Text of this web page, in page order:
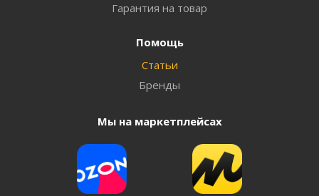
Гарантия на товар
Помощь
Статьи
Бренды
Мы на маркетплейсах